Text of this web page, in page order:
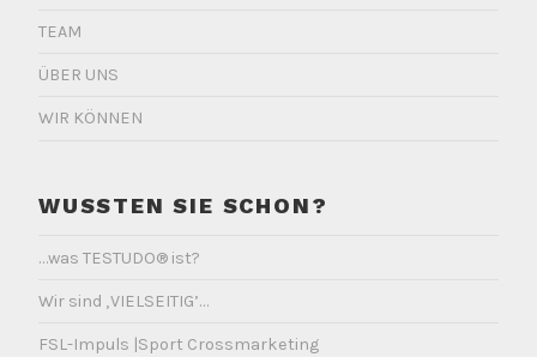
TEAM
ÜBER UNS
WIR KÖNNEN
WUSSTEN SIE SCHON?
…was TESTUDO® ist?
Wir sind ‚VIELSEITIG’…
FSL-Impuls |Sport Crossmarketing